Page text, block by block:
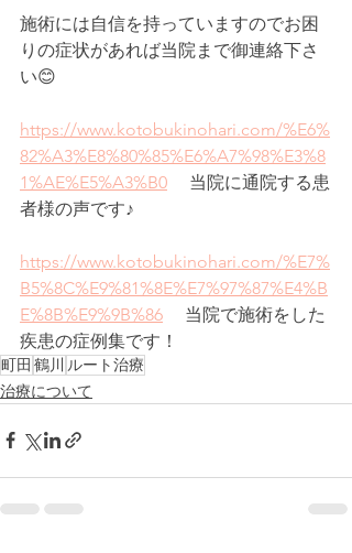
施術には自信を持っていますのでお困
りの症状があれば当院まで御連絡下さ
い😊
https://www.kotobukinohari.com/%E6%
82%A3%E8%80%85%E6%A7%98%E3%8
1%AE%E5%A3%B0 当院に通院する患
者様の声です♪
https://www.kotobukinohari.com/%E7%
B5%8C%E9%81%8E%E7%97%87%E4%B
E%8B%E9%9B%86 当院で施術をした
疾患の症例集です！
町田 鶴川 ルート治療
治療について